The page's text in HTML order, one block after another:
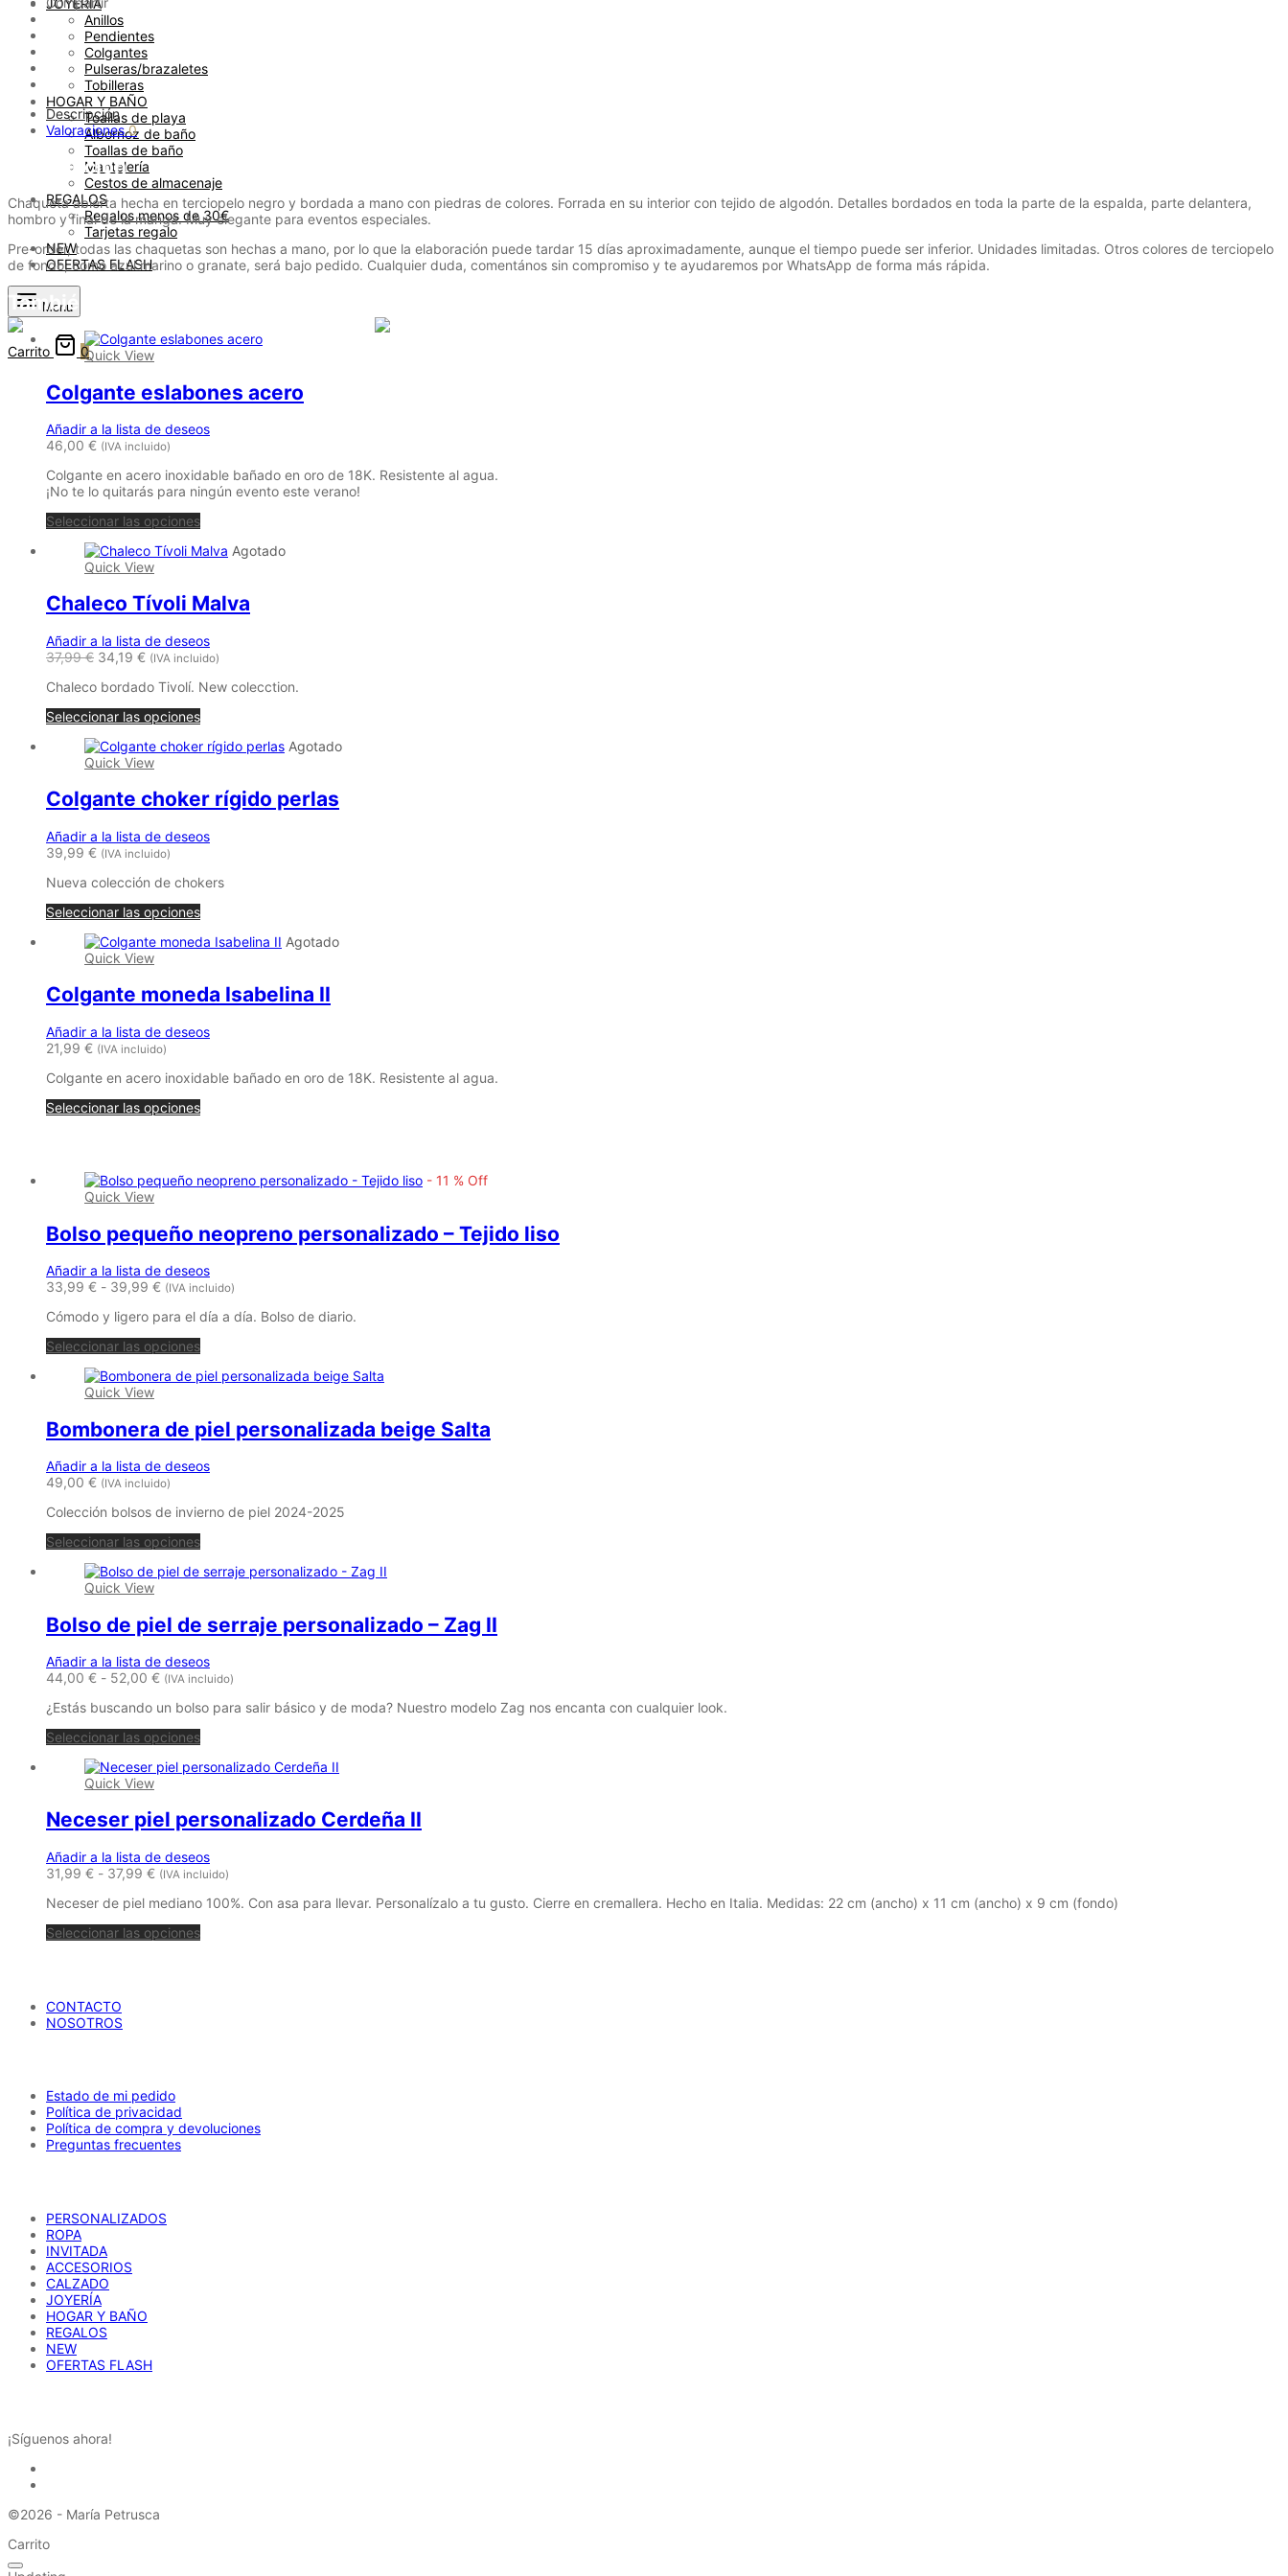
JOYERÍA
Anillos
Pendientes
Colgantes
Pulseras/brazaletes
Tobilleras
HOGAR Y BAÑO
Toallas de playa
Albornoz de baño
Toallas de baño
Mantelería
Cestos de almacenaje
REGALOS
Regalos menos de 30€
Tarjetas regalo
NEW
OFERTAS FLASH
Menu
Carrito 0
Descripción
Valoraciones0
Descripción
Chaqueta abierta hecha en terciopelo negro y bordada a mano con piedras de colores. Forrada en su interior con tejido de algodón. Detalles bordados en toda la parte de la espalda, parte delantera,
hombro y final de la manga. Muy elegante para eventos especiales.
Pre-order, todas las chaquetas son hechas a mano, por lo que la elaboración puede tardar 15 días aproximadamente, aunque el tiempo puede ser inferior. Unidades limitadas. Otros colores de terciopelo
de fondo, como azul marino o granate, será bajo pedido. Cualquier duda, comentános sin compromiso y te ayudaremos por WhatsApp de forma más rápida.
También te recomendamos…
Quick View
Colgante eslabones acero
Añadir a la lista de deseos
46,00 € (IVA incluido)
Colgante en acero inoxidable bañado en oro de 18K. Resistente al agua.
¡No te lo quitarás para ningún evento este verano!
Seleccionar las opciones
Agotado
Quick View
Chaleco Tívoli Malva
Añadir a la lista de deseos
37,99€ 34,19 € (IVA incluido)
Chaleco bordado Tivolí. New colecction.
Seleccionar las opciones
Agotado
Quick View
Colgante choker rígido perlas
Añadir a la lista de deseos
39,99 € (IVA incluido)
Nueva colección de chokers
Seleccionar las opciones
Agotado
Quick View
Colgante moneda Isabelina II
Añadir a la lista de deseos
21,99 € (IVA incluido)
Colgante en acero inoxidable bañado en oro de 18K. Resistente al agua.
Seleccionar las opciones
- 11 % Off
Quick View
Bolso pequeño neopreno personalizado – Tejido liso
Añadir a la lista de deseos
33,99 € - 39,99 €Rango
precios:
desde
33,99 €
hasta
39,99 €
(IVA incluido)
Cómodo y ligero para el día a día. Bolso de diario.
Seleccionar las opcionesEste
tiene
Las
opciones
pueden
en
página
producto
Quick View
Bombonera de piel personalizada beige Salta
Añadir a la lista de deseos
49,00 € (IVA incluido)
Colección bolsos de invierno de piel 2024-2025
Seleccionar las opciones
Quick View
Bolso de piel de serraje personalizado – Zag II
Añadir a la lista de deseos
44,00 € - 52,00 €Rango
precios:
desde
44,00 €
hasta
52,00 €
(IVA incluido)
¿Estás buscando un bolso para salir básico y de moda? Nuestro modelo Zag nos encanta con cualquier look.
Seleccionar las opcionesEste
tiene
Las
opciones
pueden
elegir
en
página
Quick View
Neceser piel personalizado Cerdeña II
Añadir a la lista de deseos
31,99 € - 37,99 €Rango
precios:
desde
31,99 €
(IVA incluido)
Neceser de piel mediano 100%. Con asa para llevar. Personalízalo a tu gusto. Cierre en cremallera. Hecho en Italia. Medidas: 22 cm (ancho) x 11 cm (ancho) x 9 cm (fondo)
Seleccionar las opcionesEste
página
CONTACTO
NOSOTROS
Estado de mi pedido
Política de privacidad
Política de compra y devoluciones
Preguntas frecuentes
PERSONALIZADOS
ROPA
INVITADA
ACCESORIOS
CALZADO
JOYERÍA
HOGAR Y BAÑO
REGALOS
NEW
OFERTAS FLASH
¡Síguenos ahora!
©2026 - María Petrusca
Carrito